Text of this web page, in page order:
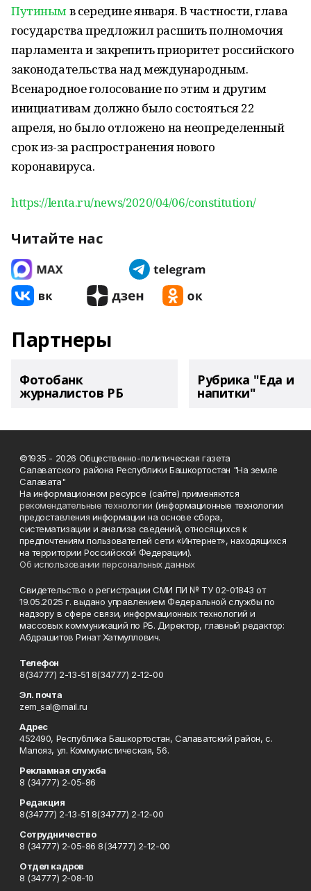
Путинымв середине января. В частности, глава
государства предложил расшить полномочия
парламента и закрепить приоритет российского
законодательства над международным.
Всенародное голосование по этим и другим
инициативам должно было состояться 22
апреля, но было отложено на неопределенный
срок из-за распространения нового
коронавируса.
https://lenta.ru/news/2020/04/06/constitution/
Читайте нас
Партнеры
Фотобанк
журналистов РБ
Рубрика "Еда и
напитки"
©1935 - 2026 Общественно-политическая газета
Салаватского района Республики Башкортостан "На земле
Салавата"
На информационном ресурсе (сайте) применяются
рекомендательные технологии (информационные технологии
предоставления информации на основе сбора,
систематизации и анализа сведений, относящихся к
предпочтениям пользователей сети «Интернет», находящихся
на территории Российской Федерации).
Об использовании персональных данных
Свидетельство о регистрации СМИ ПИ № ТУ 02-01843 от
19.05.2025 г. выдано управлением Федеральной службы по
надзору в сфере связи, информационных технологий и
массовых коммуникаций по РБ. Директор, главный редактор:
Абдрашитов Ринат Хатмуллович.
Телефон
8(34777) 2-13-51 8(34777) 2-12-00
Эл. почта
zem_sal@mail.ru
Адрес
452490, Республика Башкортостан, Салаватский район, с.
Малояз, ул. Коммунистическая, 56.
Рекламная служба
8 (34777) 2-05-86
Редакция
8(34777) 2-13-51 8(34777) 2-12-00
Сотрудничество
8 (34777) 2-05-86 8(34777) 2-12-00
Отдел кадров
8 (34777) 2-08-10